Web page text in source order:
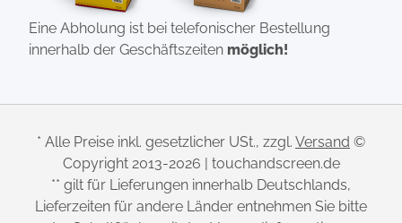
Eine Abholung ist bei telefonischer Bestellung
innerhalb der Geschäftszeiten möglich!
* Alle Preise inkl. gesetzlicher USt., zzgl. Versand ©
Copyright 2013-2026 | touchandscreen.de
** gilt für Lieferungen innerhalb Deutschlands,
Lieferzeiten für andere Länder entnehmen Sie bitte